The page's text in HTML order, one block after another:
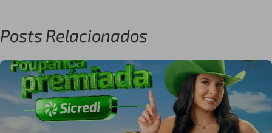
Posts Relacionados